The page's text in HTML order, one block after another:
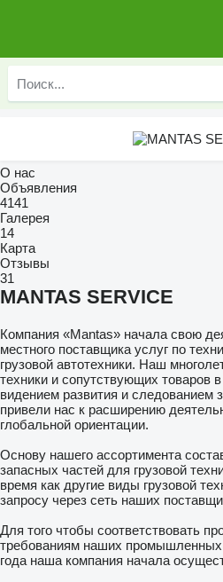
О нас
Объявления
4141
Галерея
14
Карта
Отзывы
31
MANTAS SERVICE
Компания «Mantas» начала свою
местного поставщика услуг по
грузовой автотехники. Наш
техники и сопутствующих товаров
видением развития и следованием
привели нас к расширению
глобальной ориентации.
Основу нашего ассортимента
запасных частей для грузовой
время как другие виды грузовой
запросу через сеть наших
Для того чтобы соответствовать
требованиям наших промышленных
года наша компания начала